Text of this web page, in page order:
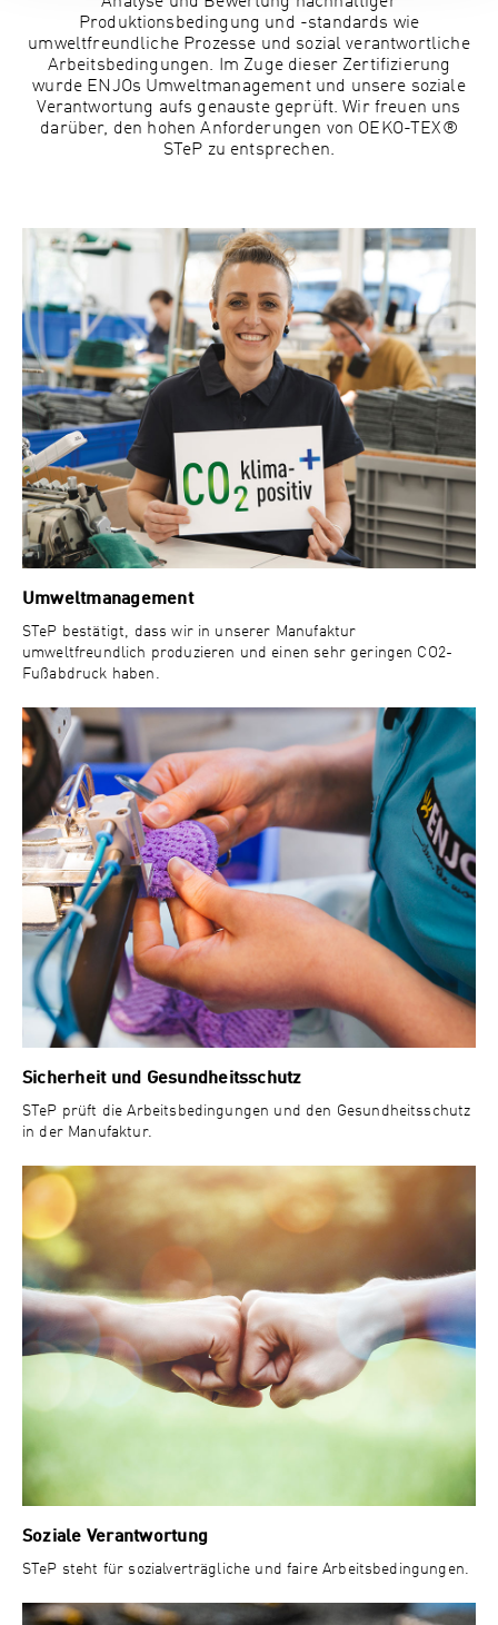
Produktionsbedingung und -standards wie
umweltfreundliche Prozesse und sozial verantwortliche
Arbeitsbedingungen. Im Zuge dieser Zertifizierung
wurde ENJOs Umweltmanagement und unsere soziale
Verantwortung aufs genauste geprüft. Wir freuen uns
darüber, den hohen Anforderungen von OEKO-TEX®
STeP zu entsprechen.
Umweltmanagement
STeP bestätigt, dass wir in unserer Manufaktur
umweltfreundlich produzieren und einen sehr geringen CO2-
Fußabdruck haben.
Sicherheit und Gesundheitsschutz
STeP prüft die Arbeitsbedingungen und den Gesundheitsschutz
in der Manufaktur.
Soziale Verantwortung
STeP steht für sozialverträgliche und faire Arbeitsbedingungen.